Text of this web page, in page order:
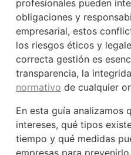
profesionales pueden
obligaciones y
empresarial, estos
los riesgos éticos y
correcta gestión es
transparencia, la
normativo de cualquier
En esta guía analizamos
intereses, qué tipos
tiempo y qué medidas